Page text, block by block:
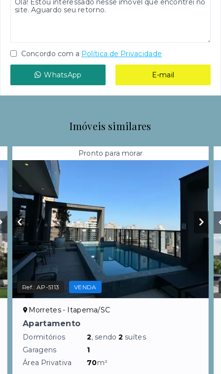
Concordo com a Política de Privacidade
WhatsApp E-mail
Imóveis similares
Pronto para morar
Ref.:AP-5113 VENDA
Morretes - Itapema/SC
Apartamento
Dormitórios 2, sendo2 suítes
Garagens
1
Área Privativa
70m²